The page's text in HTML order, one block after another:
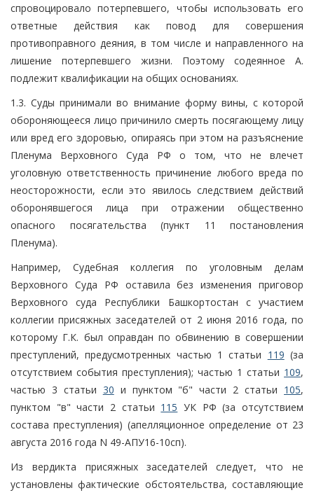
спровоцировало потерпевшего, чтобы использовать его
ответные действия как повод для совершения
противоправного деяния, в том числе и направленного на
лишение потерпевшего жизни. Поэтому содеянное А.
подлежит квалификации на общих основаниях.
1.3. Суды принимали во внимание форму вины, с которой
обороняющееся лицо причинило смерть посягающему лицу
или вред его здоровью, опираясь при этом на разъяснение
Пленума Верховного Суда РФ о том, что не влечет
уголовную ответственность причинение любого вреда по
неосторожности, если это явилось следствием действий
оборонявшегося лица при отражении общественно
опасного посягательства (пункт 11 постановления
Пленума).
Например, Судебная коллегия по уголовным делам
Верховного Суда РФ оставила без изменения приговор
Верховного суда Республики Башкортостан с участием
коллегии присяжных заседателей от 2 июня 2016 года, по
которому Г.К. был оправдан по обвинению в совершении
преступлений, предусмотренных частью 1 статьи 119 (за
отсутствием события преступления); частью 1 статьи 109,
частью 3 статьи 30 и пунктом "б" части 2 статьи 105,
пунктом "в" части 2 статьи 115 УК РФ (за отсутствием
состава преступления) (апелляционное определение от 23
августа 2016 года N 49-АПУ16-10сп).
Из вердикта присяжных заседателей следует, что не
установлены фактические обстоятельства, составляющие